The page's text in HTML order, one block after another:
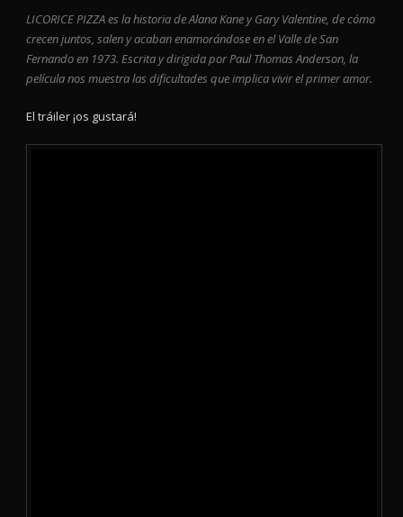
LICORICE PIZZA es la historia de Alana Kane y Gary Valentine, de cómo
crecen juntos, salen y acaban enamorándose en el Valle de San
Fernando en 1973. Escrita y dirigida por Paul Thomas Anderson, la
película nos muestra las dificultades que implica vivir el primer amor.
El tráiler ¡os gustará!